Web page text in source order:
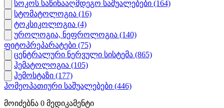
სოკოს საწინააღმდეგო საშუალებები (164)
სტომატოლოგია (16)
ტოკსიკოლოგია (4)
უროლოგია, ნეფროლოგია (140)
ფიტოპრეპარატები (75)
ცენტრალური ნერვული სისტემა (865)
ჰემატოლოგია (105)
ჰემოსტაზი (177)
ჰომეოპათიური საშუალებები (446)
მოიძებნა 0 მედიკამენტი